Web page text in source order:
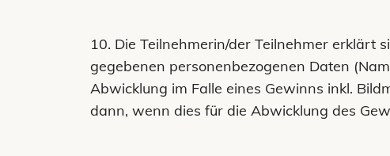
10. Die Teilnehmerin/der Teilnehmer erklärt
gegebenen personenbezogenen Daten
Abwicklung im Falle eines Gewinns inkl.
dann, wenn dies für die Abwicklung des